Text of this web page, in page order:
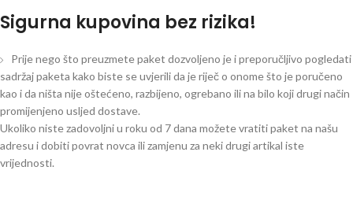
Sigurna kupovina bez rizika!
Prije nego što preuzmete paket dozvoljeno je i preporučljivo pogledati
sadržaj paketa kako biste se uvjerili da je riječ o onome što je poručeno
kao i da ništa nije oštećeno, razbijeno, ogrebano ili na bilo koji drugi način
promijenjeno usljed dostave.
Ukoliko niste zadovoljni u roku od 7 dana možete vratiti paket na našu
adresu i dobiti povrat novca ili zamjenu za neki drugi artikal iste
vrijednosti.